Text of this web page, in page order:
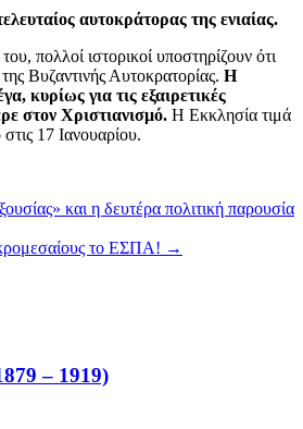
αυτοκράτορας της ενιαίας.
πολλοί ιστορικοί υποστηρίζουν ότι
Βυζαντινής Αυτοκρατορίας. Η
κυρίως για τις εξαιρετικές
στον Χριστιανισμό. Η Εκκλησία τιμά
17 Ιανουαρίου.
και η δευτέρα πολιτική παρουσία
το ΕΣΠΑ! →
– 1919)